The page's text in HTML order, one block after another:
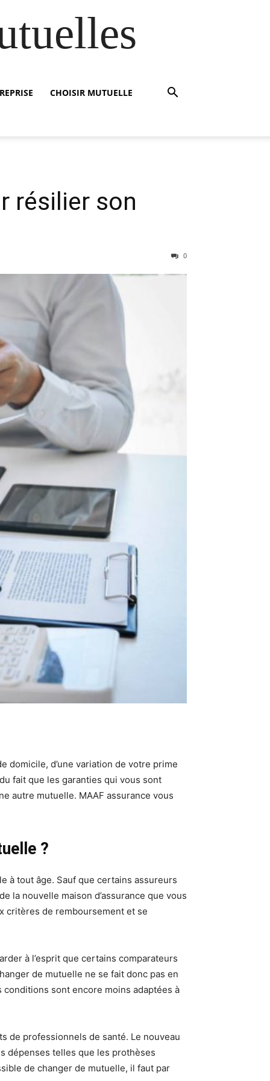
CHOISIR MUTUELLE
résilier son
0
domicile, d’une variation de votre prime
fait que les garanties qui vous sont
autre mutuelle. MAAF assurance vous
?
à tout âge. Sauf que certains assureurs
la nouvelle maison d’assurance que vous
critères de remboursement et se
à l’esprit que certains comparateurs
de mutuelle ne se fait donc pas en
sont encore moins adaptées à
de professionnels de santé. Le nouveau
dépenses telles que les prothèses
de changer de mutuelle, il faut par